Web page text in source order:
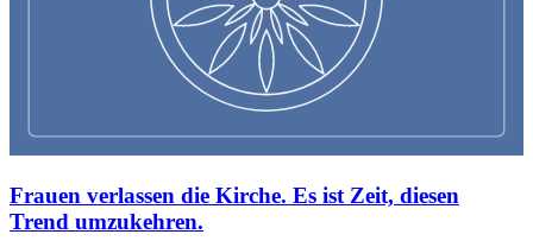
Frauen verlassen die Kirche. Es ist Zeit, diesen
Trend umzukehren.